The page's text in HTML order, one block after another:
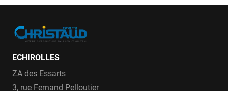
ECHIROLLES
ZA des Essarts
3, rue Fernand Pelloutier